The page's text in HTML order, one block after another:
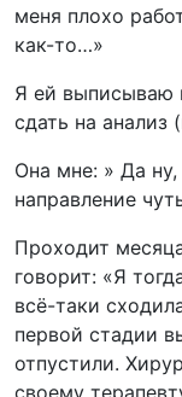
меня плохо
как-то…»
Я ей выписываю
сдать на анализ
Она мне: » Да
направление
Проходит
говорит: «Я
всё-таки
первой стадии
отпустили.
своему